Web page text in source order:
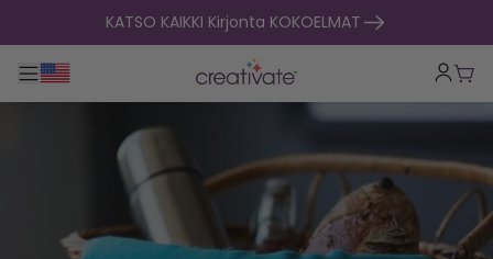
Siirry sisältöönKATSO KAIKKI Kirjonta KOKOELMAT
Toggle päänavigointi